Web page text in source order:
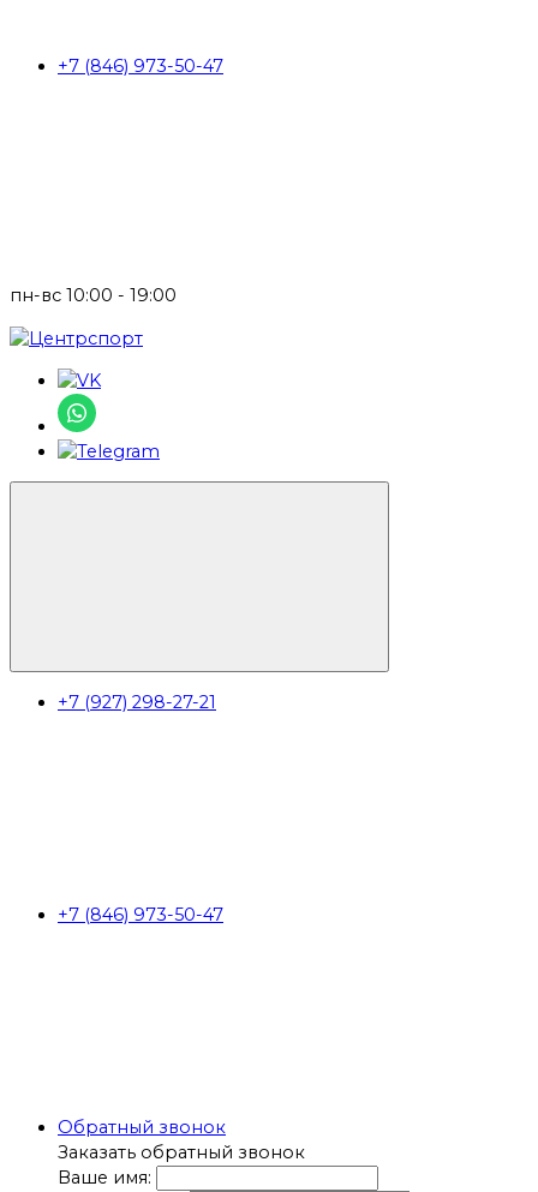
+7 (846) 973-50-47
пн-вс 10:00 - 19:00
+7 (927) 298-27-21
+7 (846) 973-50-47
Обратный звонок
Заказать обратный звонок
Ваше имя: